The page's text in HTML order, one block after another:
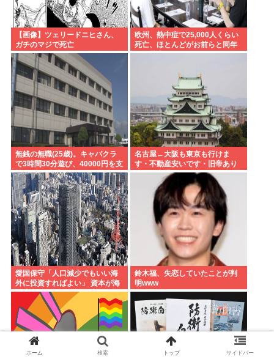
【画像】ツェリードニヒさん、
ガチのマジで死亡
欧州、熱中症で25,000人くらい
死亡、ほとんどがお前らと同年
代、若者は元気
無銭の無職(25歳)。キャバクラ
で3時間30分遊び、40000円を支
払わず。 逮捕
名古屋←大阪も東京も行けま
す・不動産安いです・旧帝あり
ます・空港あります 不人気な理
愛国保守「人口減少でもいい海
外に投資すればよい」 資本が海
外流出し賃金もGDPも上がらず
海外が成長
鈴木福、失恋していたことが判
明www
ホーム 検索 トップ サイドバー